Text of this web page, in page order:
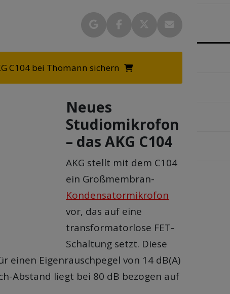
C104 bei Thomann sichern
Neues
Studiomikrofon
– das AKG C104
AKG stellt mit dem C104
ein Großmembran-
Kondensatormikrofon
vor, das auf eine
transformatorlose FET-
Schaltung setzt. Diese
einen Eigenrauschpegel von 14 dB(A)
Abstand liegt bei 80 dB bezogen auf